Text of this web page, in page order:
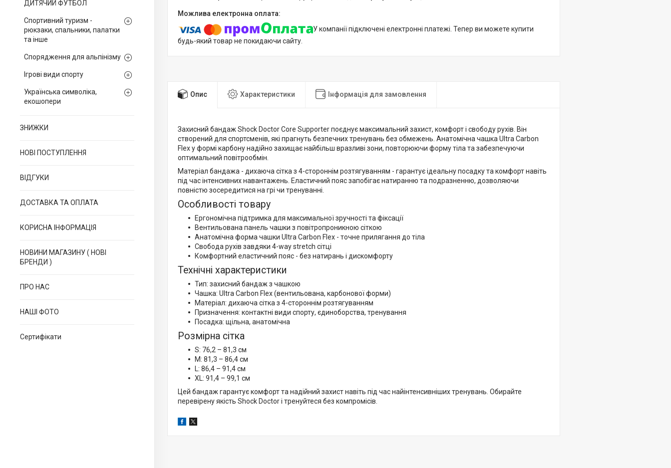
ДИТЯЧИЙ ФУТБОЛ
Спортивний туризм -
рюкзаки, спальники, палатки
та інше
Спорядження для альпінізму
Ігрові види спорту
Українська символіка,
екошопери
ЗНИЖКИ
НОВІ ПОСТУПЛЕННЯ
ВІДГУКИ
ДОСТАВКА ТА ОПЛАТА
КОРИСНА ІНФОРМАЦІЯ
НОВИНИ МАГАЗИНУ ( НОВІ
БРЕНДИ )
ПРО НАС
НАШІ ФОТО
Сертифікати
У компанії підключені електронні платежі. Тепер ви можете купити
будь-який товар не покидаючи сайту.
Опис Характеристики Інформація для замовлення
Захисний бандаж Shock Doctor Core Supporter поєднує максимальний захист, комфорт і свободу рухів. Він
створений для спортсменів, які прагнуть безпечних тренувань без обмежень. Анатомічна чашка Ultra Carbon
Flex у формі карбону надійно захищає найбільш вразливі зони, повторюючи форму тіла та забезпечуючи
оптимальний повітрообмін.
Матеріал бандажа - дихаюча сітка з 4-стороннім розтягуванням - гарантує ідеальну посадку та комфорт навіть
під час інтенсивних навантажень. Еластичний пояс запобігає натиранню та подразненню, дозволяючи
повністю зосередитися на грі чи тренуванні.
Особливості товару
Ергономічна підтримка для максимальної зручності та фіксації
Вентильована панель чашки з повітропроникною сіткою
Анатомічна форма чашки Ultra Carbon Flex - точне прилягання до тіла
Свобода рухів завдяки 4-way stretch сітці
Комфортний еластичний пояс - без натирань і дискомфорту
Технічні характеристики
Тип: захисний бандаж з чашкою
Чашка: Ultra Carbon Flex (вентильована, карбонової форми)
Матеріал: дихаюча сітка з 4-стороннім розтягуванням
Призначення: контактні види спорту, єдиноборства, тренування
Посадка: щільна, анатомічна
Розмірна сітка
S: 76,2 – 81,3 см
M: 81,3 – 86,4 см
L: 86,4 – 91,4 см
XL: 91,4 – 99,1 см
Цей бандаж гарантує комфорт та надійний захист навіть під час найінтенсивніших тренувань. Обирайте
перевірену якість Shock Doctor і тренуйтеся без компромісів.